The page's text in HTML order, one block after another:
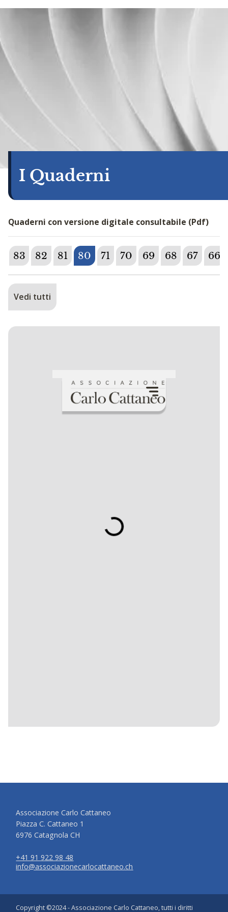
I Quaderni
Quaderni con versione digitale consultabile (Pdf)
83 82 81 80 71 70 69 68 67 66
Vedi tutti
Associazione Carlo Cattaneo
Piazza C. Cattaneo 1
6976 Catagnola CH
+41 91 922 98 48
info@associazionecarlocattaneo.ch
Copyright ©2024 - Associazione Carlo Cattaneo, tutti i diritti